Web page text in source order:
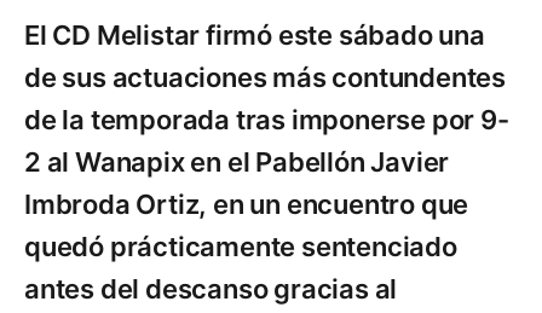
El CD Melistar firmó este sábado una
de sus actuaciones más contundentes
de la temporada tras imponerse por 9-
2 al Wanapix en el Pabellón Javier
Imbroda Ortiz, en un encuentro que
quedó prácticamente sentenciado
antes del descanso gracias al